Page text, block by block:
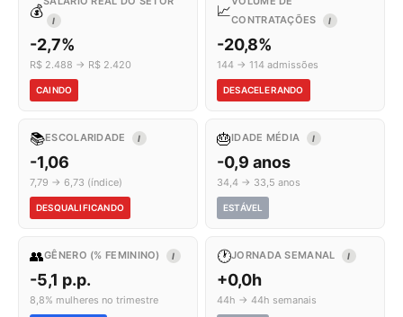
💰
I
-2,7%
R$ 2.488 → R$ 2.420
CAINDO
📈CONTRATAÇÕES
I
-20,8%
144 → 114 admissões
DESACELERANDO
📚ESCOLARIDADE I
-1,06
7,79 → 6,73 (índice)
DESQUALIFICANDO
🎂IDADE MÉDIA I
-0,9 anos
34,4 → 33,5 anos
ESTÁVEL
👥GÊNERO (% FEMININO) I
-5,1 p.p.
8,8% mulheres no trimestre
🕐JORNADA SEMANAL I
+0,0h
44h → 44h semanais